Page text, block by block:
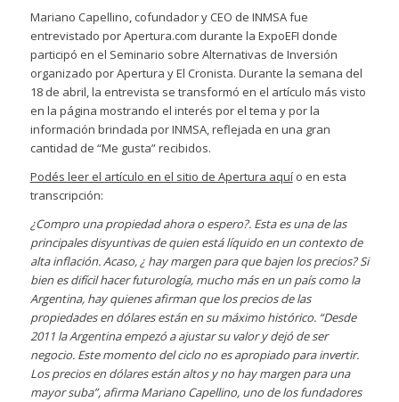
Mariano Capellino, cofundador y CEO de INMSA fue
entrevistado por Apertura.com durante la ExpoEFI donde
participó en el Seminario sobre Alternativas de Inversión
organizado por Apertura y El Cronista. Durante la semana del
18 de abril, la entrevista se transformó en el artículo más visto
en la página mostrando el interés por el tema y por la
información brindada por INMSA, reflejada en una gran
cantidad de “Me gusta” recibidos.
Podés leer el artículo en el sitio de Apertura aquío en esta
transcripción:
¿Compro una propiedad ahora o espero?. Esta es una de las
principales disyuntivas de quien está líquido en un contexto de
alta inflación. Acaso, ¿ hay margen para que bajen los precios? Si
bien es difícil hacer futurología, mucho más en un país como la
Argentina, hay quienes afirman que los precios de las
propiedades en dólares están en su máximo histórico. “Desde
2011 la Argentina empezó a ajustar su valor y dejó de ser
negocio. Este momento del ciclo no es apropiado para invertir.
Los precios en dólares están altos y no hay margen para una
mayor suba”, afirma Mariano Capellino, uno de los fundadores